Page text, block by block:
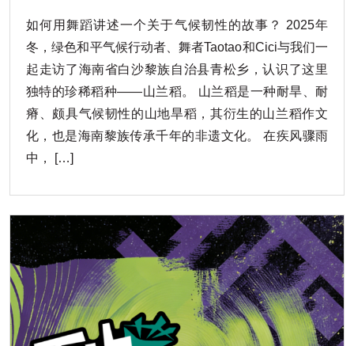
如何用舞蹈讲述一个关于气候韧性的故事？ 2025年
冬，绿色和平气候行动者、舞者Taotao和Cici与我们一
起走访了海南省白沙黎族自治县青松乡，认识了这里
独特的珍稀稻种——山兰稻。 山兰稻是一种耐旱、耐
瘠、颇具气候韧性的山地旱稻，其衍生的山兰稻作文
化，也是海南黎族传承千年的非遗文化。 在疾风骤雨
中， […]